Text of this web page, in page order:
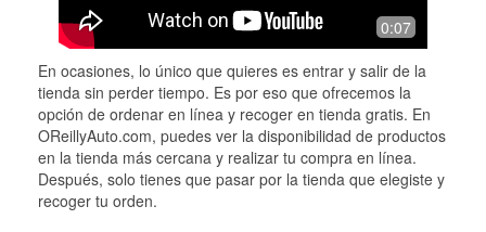
0:07
En ocasiones, lo único que quieres es entrar y salir de la
tienda sin perder tiempo. Es por eso que ofrecemos la
opción de ordenar en línea y recoger en tienda gratis. En
OReillyAuto.com, puedes ver la disponibilidad de productos
en la tienda más cercana y realizar tu compra en línea.
Después, solo tienes que pasar por la tienda que elegiste y
recoger tu orden.